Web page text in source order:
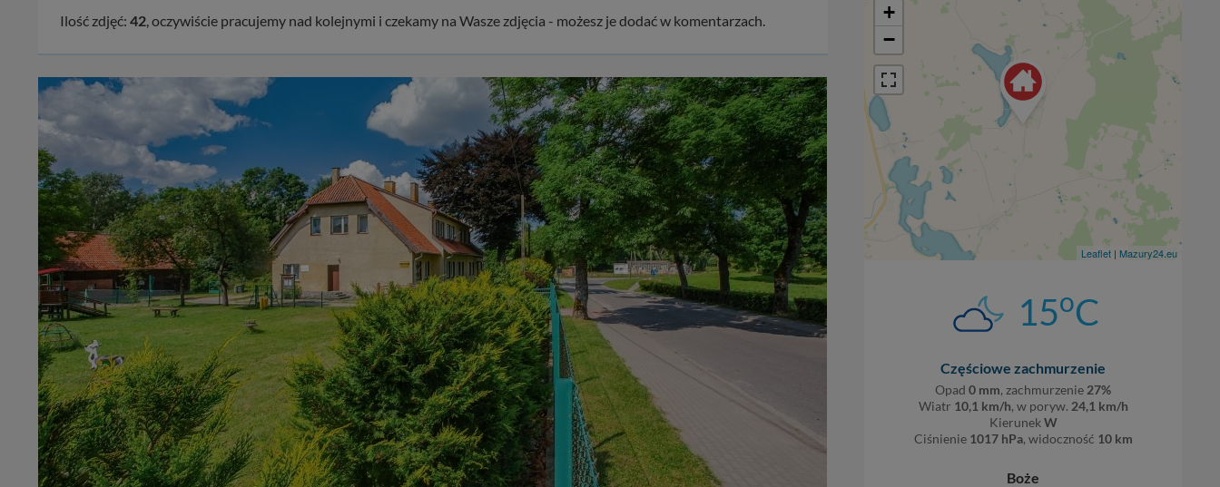
Ilość zdjęć: 42, oczywiście pracujemy nad kolejnymi i czekamy na Wasze zdjęcia - możesz je dodać w komentarzach.
+
−
Leaflet | Mazury24.eu
15oC
Częściowe zachmurzenie
Opad 0 mm, zachmurzenie 27%
Wiatr 10,1 km/h, w poryw. 24,1 km/h
KierunekW
Ciśnienie 1017 hPa, widoczność 10 km
Boże